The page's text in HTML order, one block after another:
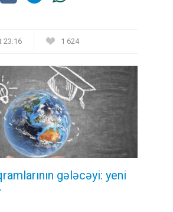
23:16 1 624
gələcəyi: yeni